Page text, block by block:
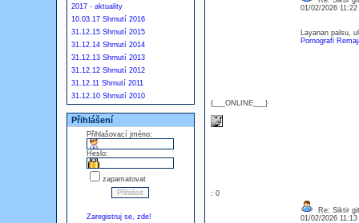
2017 - aktuality
10.03.17 Shrnutí 2016
31.12.15 Shrnutí 2015
31.12.14 Shrnutí 2014
31.12.13 Shrnutí 2013
31.12.12 Shrnutí 2012
31.12.11 Shrnutí 2011
31.12.10 Shrnutí 2010
Přihlášení
Přihlašovací jméno:
Heslo:
zapamatovat
Zaregistruj se, zde!
{___ONLINE___}
01/02/2026
Layanan palsu,
Pornografi
: 0
Re: Siktir
01/02/2026